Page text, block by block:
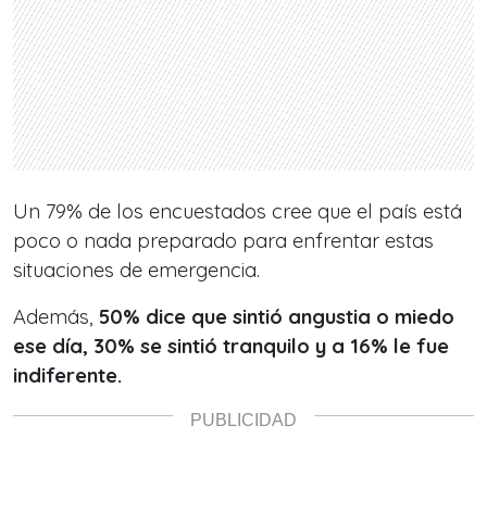
Un 79% de los encuestados cree que el país está
poco o nada preparado para enfrentar estas
situaciones de emergencia.
Además, 50% dice que sintió angustia o miedo
ese día, 30% se sintió tranquilo y a 16% le fue
indiferente.